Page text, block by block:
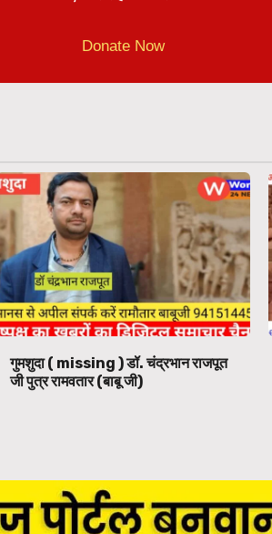
Donate Now
गुमशुदा ( missing ) डॉ. चंद्रभान राजपूत
जी पुत्र रामवतार (बाबू जी)